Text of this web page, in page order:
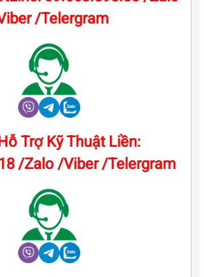
/Telergram
Trợ Kỹ Thuật Liền:
/Zalo /Viber /Telergram